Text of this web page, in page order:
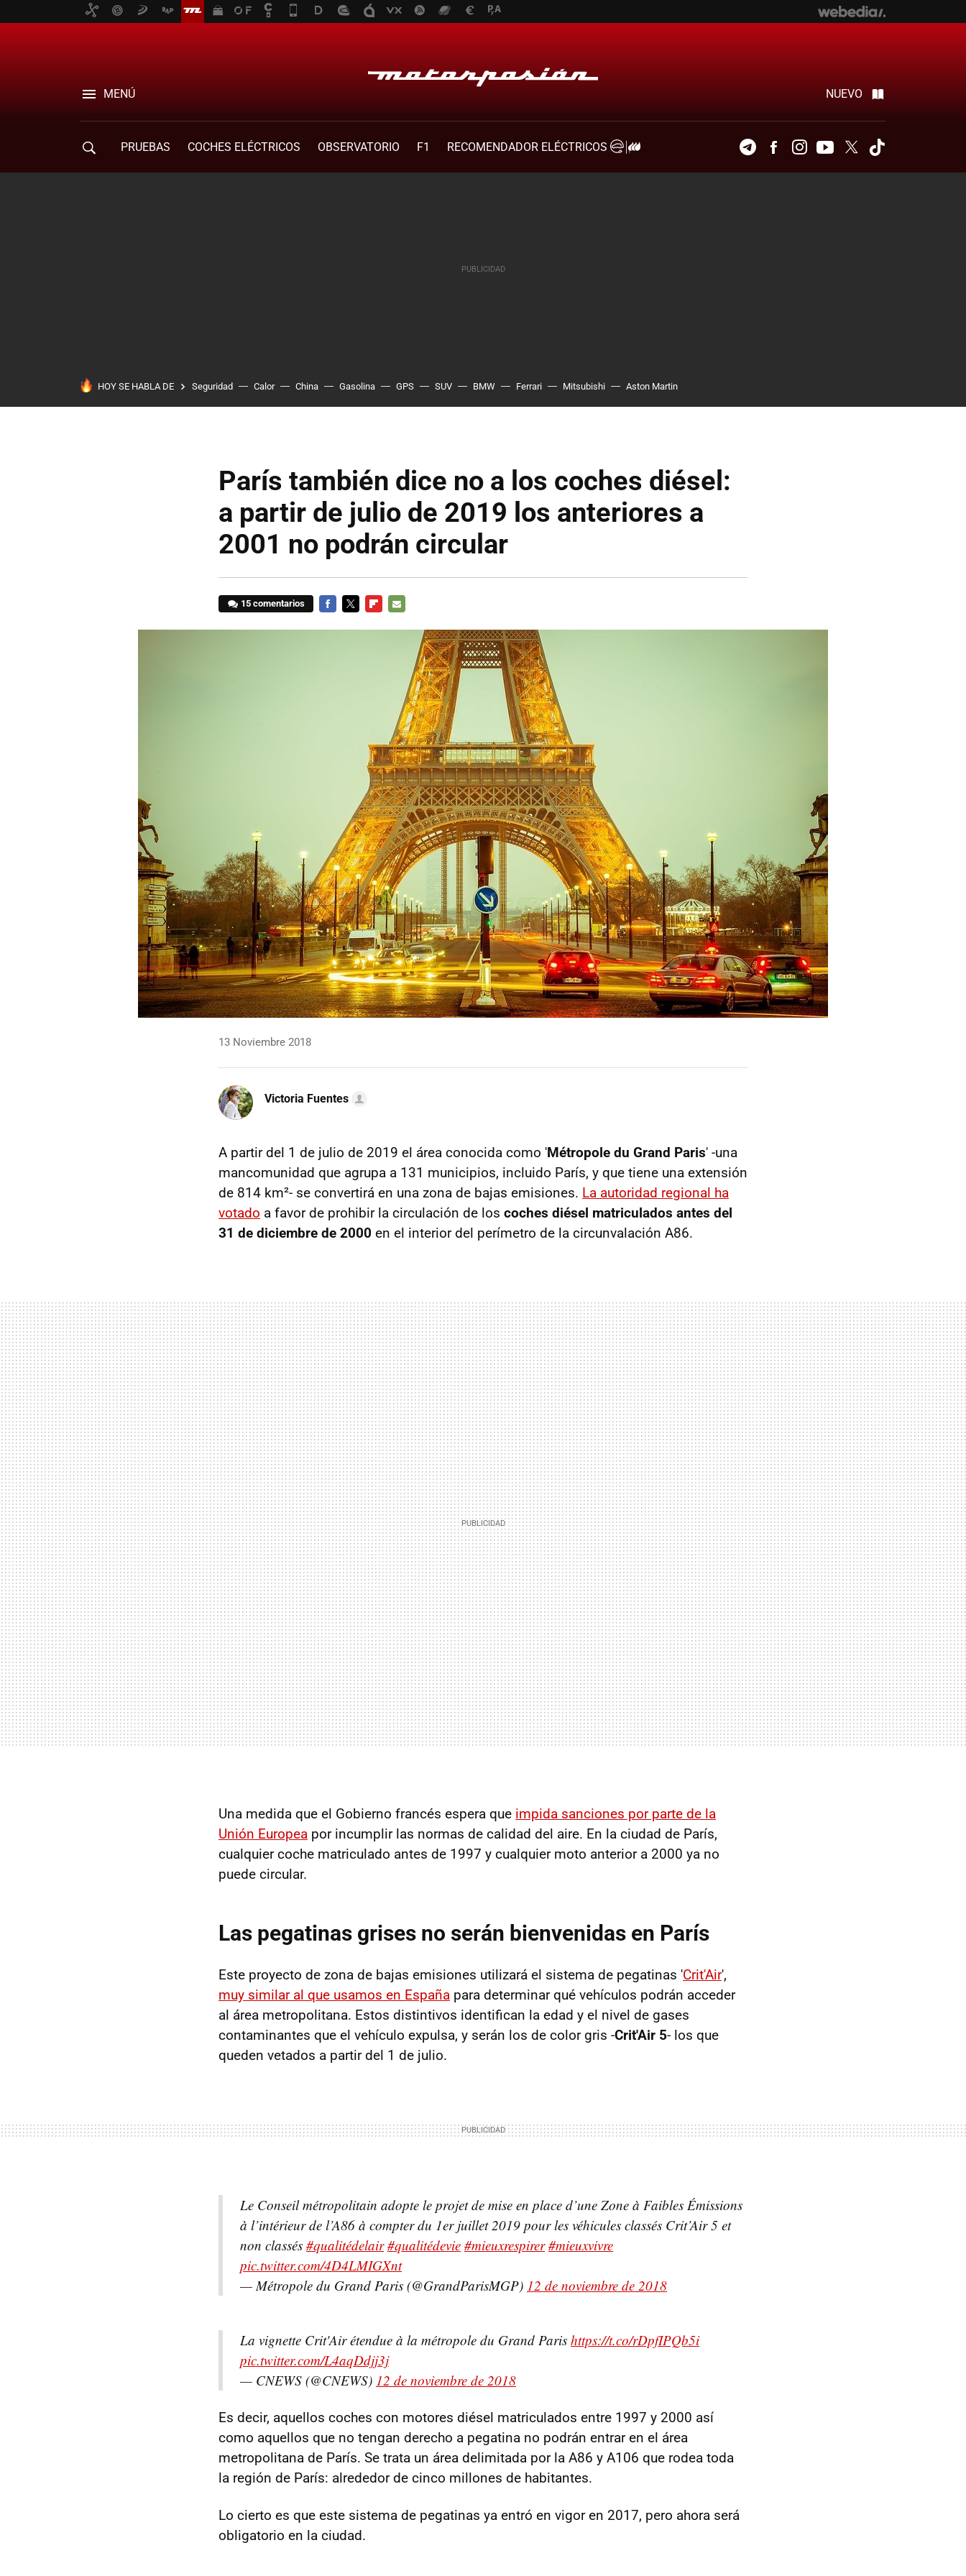
MENÚ NUEVO
PRUEBAS COCHES ELÉCTRICOS OBSERVATORIO F1
RECOMENDADOR ELÉCTRICOS
TelegramFacebookInstagramYoutubeTwitter
HOY SE HABLA DE Seguridad Calor China Gasolina GPS SUV BMW Ferrari Mitsubishi Aston Martin
París también dice no a los coches diésel:
a partir de julio de 2019 los anteriores a
2001 no podrán circular
15 comentarios
13 Noviembre 2018
Victoria Fuentes
A partir del 1 de julio de 2019 el área conocida como 'Métropole du Grand Paris' -una
mancomunidad que agrupa a 131 municipios, incluido París, y que tiene una extensión
de 814 km²- se convertirá en una zona de bajas emisiones. La autoridad regional ha
votado a favor de prohibir la circulación de los coches diésel matriculados antes del
31 de diciembre de 2000 en el interior del perímetro de la circunvalación A86.
Una medida que el Gobierno francés espera que impida sanciones por parte de la
Unión Europea por incumplir las normas de calidad del aire. En la ciudad de París,
cualquier coche matriculado antes de 1997 y cualquier moto anterior a 2000 ya no
puede circular.
Las pegatinas grises no serán bienvenidas en París
Este proyecto de zona de bajas emisiones utilizará el sistema de pegatinas 'Crit'Air',
muy similar al que usamos en España para determinar qué vehículos podrán acceder
al área metropolitana. Estos distintivos identifican la edad y el nivel de gases
contaminantes que el vehículo expulsa, y serán los de color gris -Crit'Air 5- los que
queden vetados a partir del 1 de julio.
Le Conseil métropolitain adopte le projet de mise en place d’une Zone à Faibles Émissions
à l’intérieur de l’A86 à compter du 1er juillet 2019 pour les véhicules classés Crit’Air 5 et
non classés #qualitédelair #qualitédevie #mieuxrespirer #mieuxvivre
pic.twitter.com/4D4LMIGXnt
— Métropole du Grand Paris (@GrandParisMGP) 12 de noviembre de 2018
La vignette Crit'Air étendue à la métropole du Grand Paris https://t.co/rDpfIPQb5i
pic.twitter.com/L4aqDdjj3j
— CNEWS (@CNEWS) 12 de noviembre de 2018
Es decir, aquellos coches con motores diésel matriculados entre 1997 y 2000 así
como aquellos que no tengan derecho a pegatina no podrán entrar en el área
metropolitana de París. Se trata un área delimitada por la A86 y A106 que rodea toda
la región de París: alrededor de cinco millones de habitantes.
Lo cierto es que este sistema de pegatinas ya entró en vigor en 2017, pero ahora será
obligatorio en la ciudad.